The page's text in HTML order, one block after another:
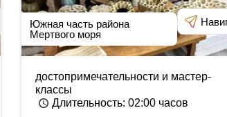
Южная часть района
Мертвого моря
достопримечательности и мастер-
классы
Длительность: 02:00 часов